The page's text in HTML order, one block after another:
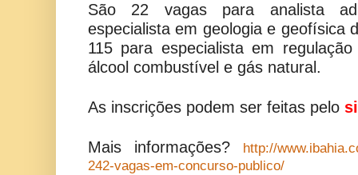
São 22 vagas para analista
especialista em geologia e geofísica
115 para especialista em
álcool combustível e gás natural.
As inscrições podem ser feitas pelo
Mais informações?
http://
242-vagas-em-concurso-publico/